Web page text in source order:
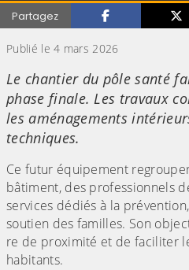
Partagez
Publié le 4 mars 2026
Le chantier du pôle santé
phase finale. Les travaux
les aménagements
techniques.
Ce futur équipement
bâtiment, des professionnels
services dédiés à la
soutien des familles. Son
re de proximité et de faciliter
habitants.